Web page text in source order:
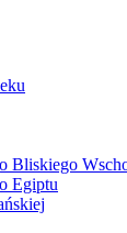
Bliskiego
Egiptu